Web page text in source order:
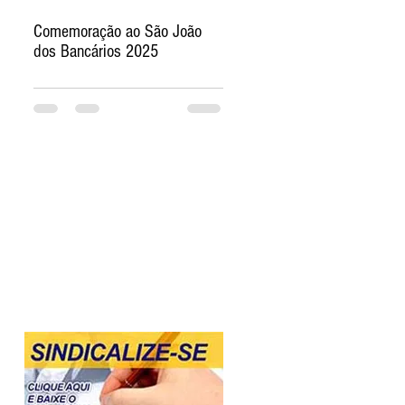
Comemoração ao São João
dos Bancários 2025